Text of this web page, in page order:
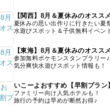
【関西】8月＆夏休みのオススメ
夏休みの思い出作りに行きたい夏
水遊びスポット＆子供無料イベン
【東海】8月＆夏休みのオススメ
参加無料ポケモンスタンプラリー♪
気分爽快水遊びスポット情報も！
いこーよおすすめ【早割プラン
ファミリー向け人気ホテルも！
旅行の予約は早めが断然お得♪